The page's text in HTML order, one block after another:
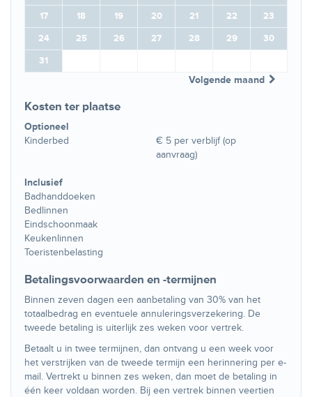
17
18 19 20 21 22
23
24
25 26 27 28 29
30
31
Volgende maand
Kosten ter plaatse
Optioneel
Kinderbed
€ 5 per verblijf (op
aanvraag)
Inclusief
Badhanddoeken
Bedlinnen
Eindschoonmaak
Keukenlinnen
Toeristenbelasting
Betalingsvoorwaarden en -termijnen
Binnen zeven dagen een aanbetaling van 30% van het
totaalbedrag en eventuele annuleringsverzekering. De
tweede betaling is uiterlijk zes weken voor vertrek.
Betaalt u in twee termijnen, dan ontvang u een week voor
het verstrijken van de tweede termijn een herinnering per e-
mail. Vertrekt u binnen zes weken, dan moet de betaling in
één keer voldaan worden. Bij een vertrek binnen veertien